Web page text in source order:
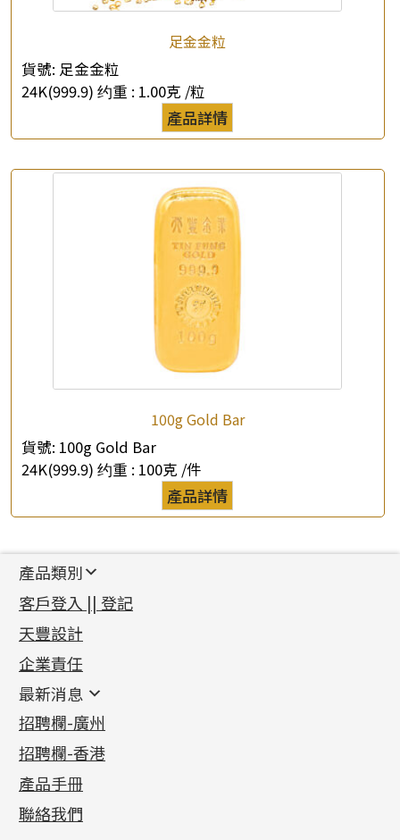
足金金粒
貨號: 足金金粒
24K(999.9) 约重 : 1.00克 /粒
產品詳情
100g Gold Bar
貨號: 100g Gold Bar
24K(999.9) 约重 : 100克 /件
產品詳情
產品類別
新產品
足金系列
足金配件
機織鏈系列
珠仔鏈
镶口链
管狀網鏈
十字車花鏈系列
十字閃O鏈系列
十字錘打鏈系列
側身車花鏈系列
側身鏈系列
首飾配件
耳環類配件
卷迫系列
螺絲迫系列
梅花迫系列
平臺迫系列
綫拍系列
美拍系列
鏈類配件
動感車花吊墜
調節珠系列
生圈扣系列
龍蝦扣系列
鴨俐制系列
其他類配件
珠盤系列
袖口鈕系列
焊片及鐳射綫
空心車花管
珠類配件
無孔光身珠
空心光身珠
無孔批花珠
鑲口類
四爪頭系列
六爪頭系列
車花片
動感車花片
鑲口戒指
鑲口手鏈系列
首飾系列
手镯系列
戒指系列
空心耳環
空心车花管首饰链
空心手鐲系列
貴金屬原料
千足金
記憶金屬系列
記憶戒指
拉簧珠珠手鏈
記憶鈦手鐲
客戶登入 || 登記
天豐設計
企業責任
最新消息
最新消息
各項證書(2)
相片集(9)
展覽會資訊
最新產品資訊
招聘欄-廣州
招聘欄-香港
產品手冊
聯絡我們